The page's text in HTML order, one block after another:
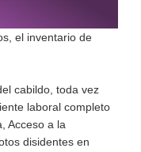
el inventario de
cabildo, toda vez
laboral completo
Acceso a la
disidentes en